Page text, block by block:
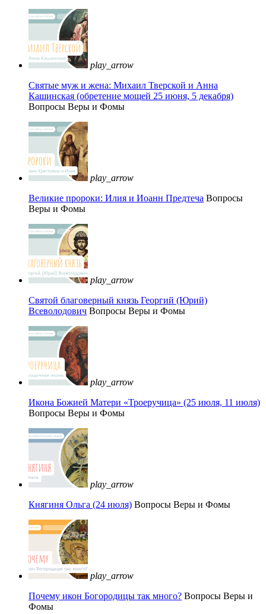
play_arrow
Святые муж и жена: Михаил Тверской и Анна
Кашинская (обретение мощей 25 июня, 5 декабря)
Вопросы Веры и Фомы
play_arrow
Великие пророки: Илия и Иоанн Предтеча Вопросы
Веры и Фомы
play_arrow
Святой благоверный князь Георгий (Юрий)
Всеволодович Вопросы Веры и Фомы
play_arrow
Икона Божией Матери «Троеручица» (25 июля, 11 июля)
Вопросы Веры и Фомы
play_arrow
Княгиня Ольга (24 июля) Вопросы Веры и Фомы
play_arrow
Почему икон Богородицы так много? Вопросы Веры и
Фомы